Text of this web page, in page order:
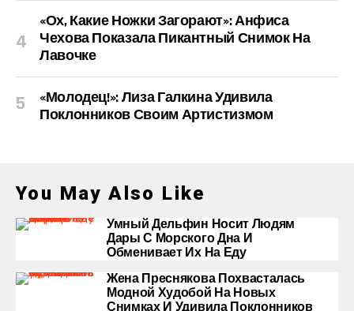
«Ох, Какие Ножки Загорают»: Анфиса
Чехова Показала Пикантный Снимок На
Лавочке
«Молодец!»: Лиза Галкина Удивила
Поклонников Своим Артистизмом
You May Also Like
Умный Дельфин Носит Людям
Дары С Морского Дна И
Обменивает Их На Еду
Жена Преснякова Похвасталась
Модной Худобой На Новых
Снимках И Удивила Поклонников